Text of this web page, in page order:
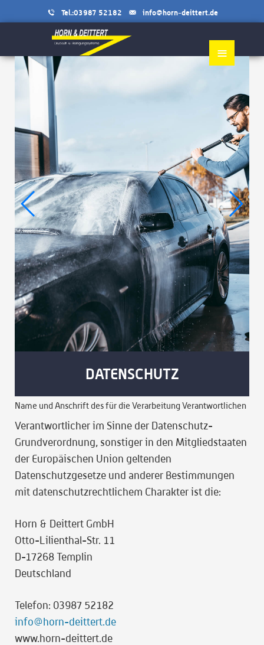
Tel.:03987 52182 info@horn-deittert.de
≡
DATENSCHUTZ
Name und Anschrift des für die Verarbeitung Verantwortlichen
Verantwortlicher im Sinne der Datenschutz-
Grundverordnung, sonstiger in den Mitgliedstaaten
der Europäischen Union geltenden
Datenschutzgesetze und anderer Bestimmungen
mit datenschutzrechtlichem Charakter ist die:
Horn & Deittert GmbH
Otto-Lilienthal-Str. 11
D-17268 Templin
Deutschland
Telefon: 03987 52182
info@horn-deittert.de
www.horn-deittert.de